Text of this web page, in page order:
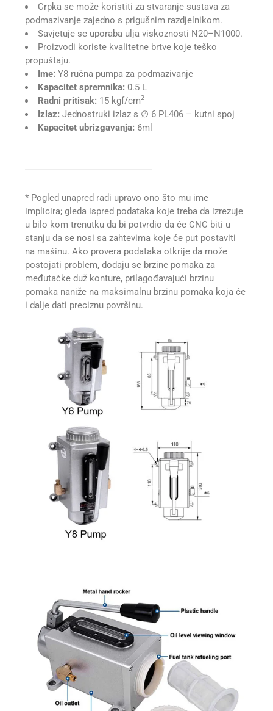
Crpka se može koristiti za stvaranje sustava za
podmazivanje zajedno s prigušnim razdjelnikom.
Savjetuje se uporaba ulja viskoznosti N20–N1000.
Proizvodi koriste kvalitetne brtve koje teško
propuštaju.
Ime: Y8 ručna pumpa za podmazivanje
Kapacitet spremnika: 0.5 L
Radni pritisak: 15 kgf/cm2
Izlaz: Jednostruki izlaz s ∅ 6 PL406 – kutni spoj
Kapacitet ubrizgavanja: 6ml
* Pogled unapred radi upravo ono što mu ime
implicira; gleda ispred podataka koje treba da izrezuje
u bilo kom trenutku da bi potvrdio da će CNC biti u
stanju da se nosi sa zahtevima koje će put postaviti
na mašinu. Ako provera podataka otkrije da može
postojati problem, dodaju se brzine pomaka za
međutačke duž konture, prilagođavajući brzinu
pomaka naniže na maksimalnu brzinu pomaka koja će
i dalje dati preciznu površinu.